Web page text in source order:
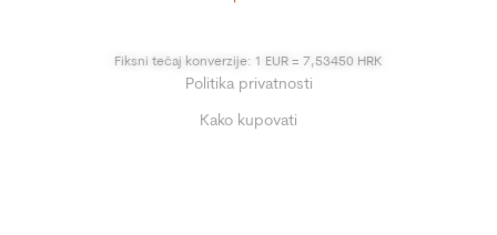
Fiksni tečaj konverzije: 1 EUR = 7,53450 HRK
Politika privatnosti
Kako kupovati